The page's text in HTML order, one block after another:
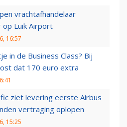
vrachtafhandelaar
op Luik Airport
16:57
in de Business Class? Bij
dat 170 euro extra
ziet levering eerste Airbus
vertraging oplopen
15:25